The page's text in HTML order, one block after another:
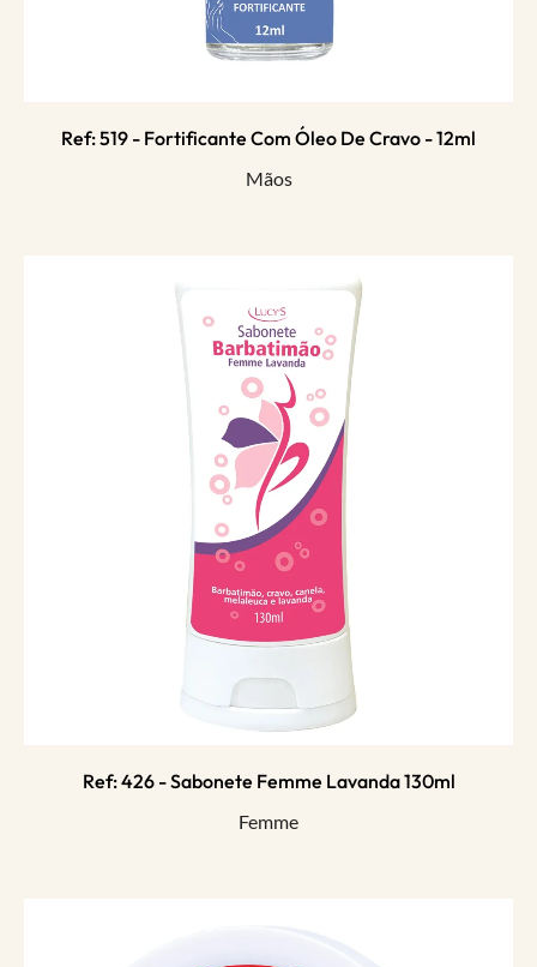
Ref: 519 - Fortificante Com Óleo De Cravo - 12ml
Mãos
Ref: 426 - Sabonete Femme Lavanda 130ml
Femme